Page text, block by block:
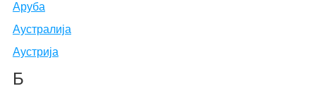
Аруба
Аустралија
Аустрија
Б